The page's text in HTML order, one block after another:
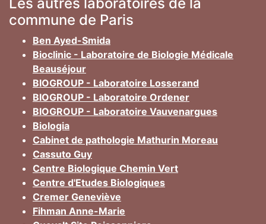
commune de Paris
Ben Ayed-Smida
Bioclinic - Laboratoire de Biologie Médicale
Beauséjour
BIOGROUP - Laboratoire Losserand
BIOGROUP - Laboratoire Ordener
BIOGROUP - Laboratoire Vauvenargues
Biologia
Cabinet de pathologie Mathurin Moreau
Cassuto Guy
Centre Biologique Chemin Vert
Centre d'Etudes Biologiques
Cremer Geneviève
Fihman Anne-Marie